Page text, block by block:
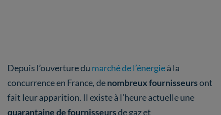
Depuis l’ouverture du marché de l’énergieà la
concurrence en France, denombreux fournisseursont
fait leur apparition. Il existe à l’heure actuelle une
quarantaine de fournisseursde gaz et